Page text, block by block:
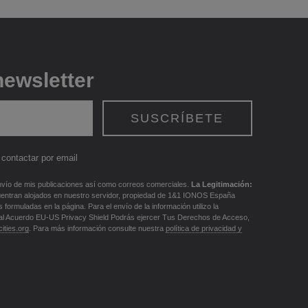
por email
de mis publicaciones así como correos comerciales. La Legitimación:
alojados en nuestro servidor, propiedad de 1&1 IONOS España
en la página. Para el envío de la información utilizo la
Acuerdo EU-US Privacy Shield Podrás ejercer Tus Derechos de Acceso,
. Para más información consulte nuestra política de privacidad y